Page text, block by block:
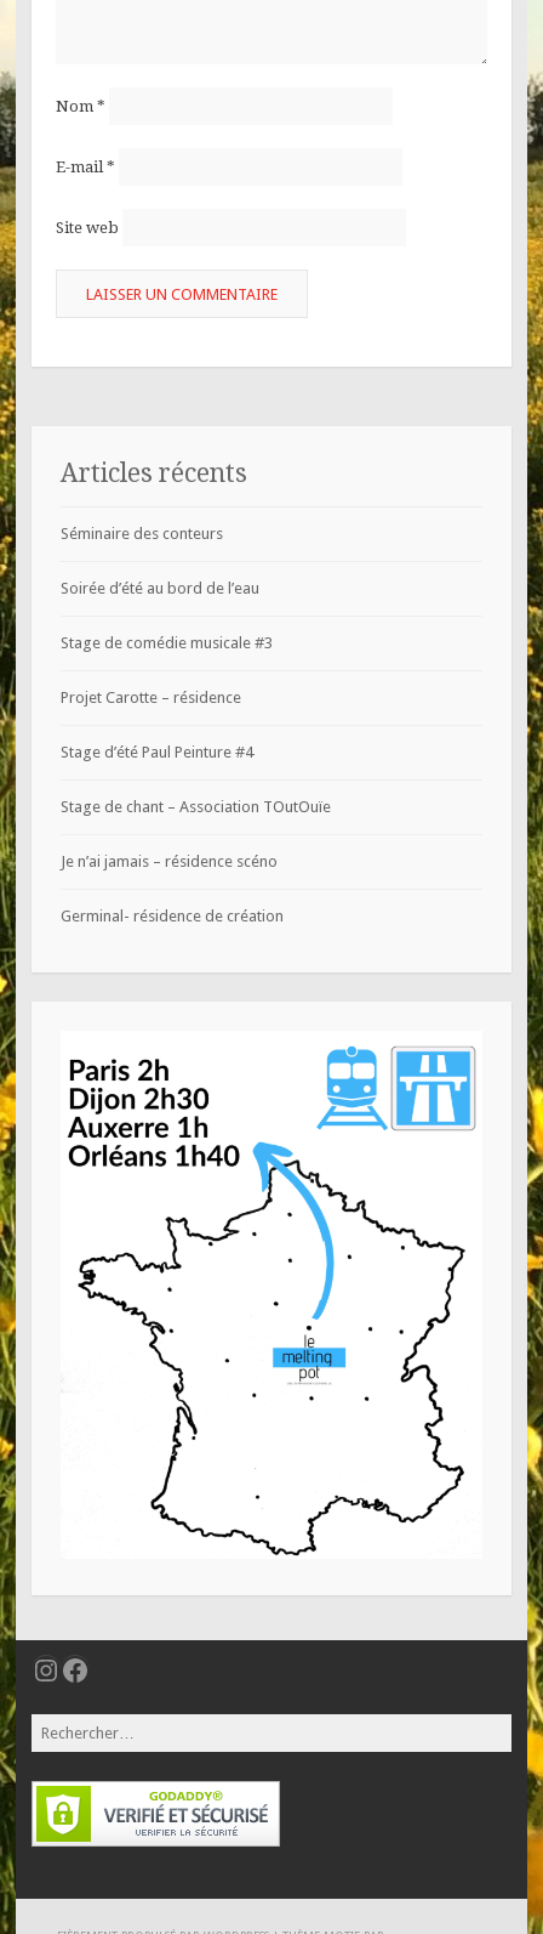
Nom *
E-mail*
Site web
Articles récents
Séminaire des conteurs
Soirée d’été au bord de l’eau
Stage de comédie musicale #3
Projet Carotte – résidence
Stage d’été Paul Peinture #4
Stage de chant – Association TOutOuïe
Je n’ai jamais – résidence scéno
Germinal- résidence de création